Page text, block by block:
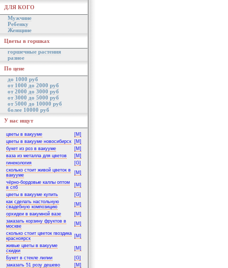
ДЛЯ КОГО
Мужчине
Ребенку
Женщине
Цветы в горшках
горшечные растения
разное
По цене
до 1000 руб
от 1000 до 2000 руб
от 2000 до 3000 руб
от 3000 до 5000 руб
от 5000 до 10000 руб
более 10000 руб
У нас ищут
цветы в вакууме
[M]
цветы в вакууме новосибирск
[M]
букет из роз в вакууме
[M]
ваза из металла для цветов
[M]
гинекология
[G]
сколько стоит живой цветок в
вакууме
[M]
чёрно-бордовые каллы оптом
в спб
[M]
цветы в вакууме купить
[G]
как сделать настольную
свадебную композицию
[M]
орхидеи в вакумной вазе
[M]
заказать корзину фруктов в
москве
[M]
сколько стоит цветок гвоздика
красноярск
[M]
живые цветы в вакууме
скидки
[M]
Букет в стекле лилии
[G]
заказать 51 розу дешево
[M]